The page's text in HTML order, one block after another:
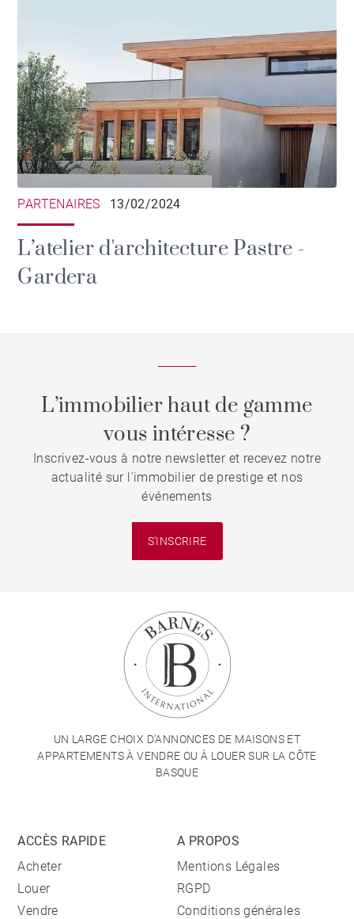
PARTENAIRES 13/02/2024
L’atelier d'architecture Pastre -
Gardera
L’immobilier haut de gamme
vous intéresse ?
Inscrivez-vous à notre newsletter et recevez notre
actualité sur l'immobilier de prestige et nos
événements
S'INSCRIRE
UN LARGE CHOIX D'ANNONCES DE MAISONS ET
APPARTEMENTS À VENDRE OU À LOUER SUR LA CÔTE
BASQUE
ACCÈS RAPIDE
Acheter
Louer
Vendre
A PROPOS
Mentions Légales
RGPD
Conditions générales